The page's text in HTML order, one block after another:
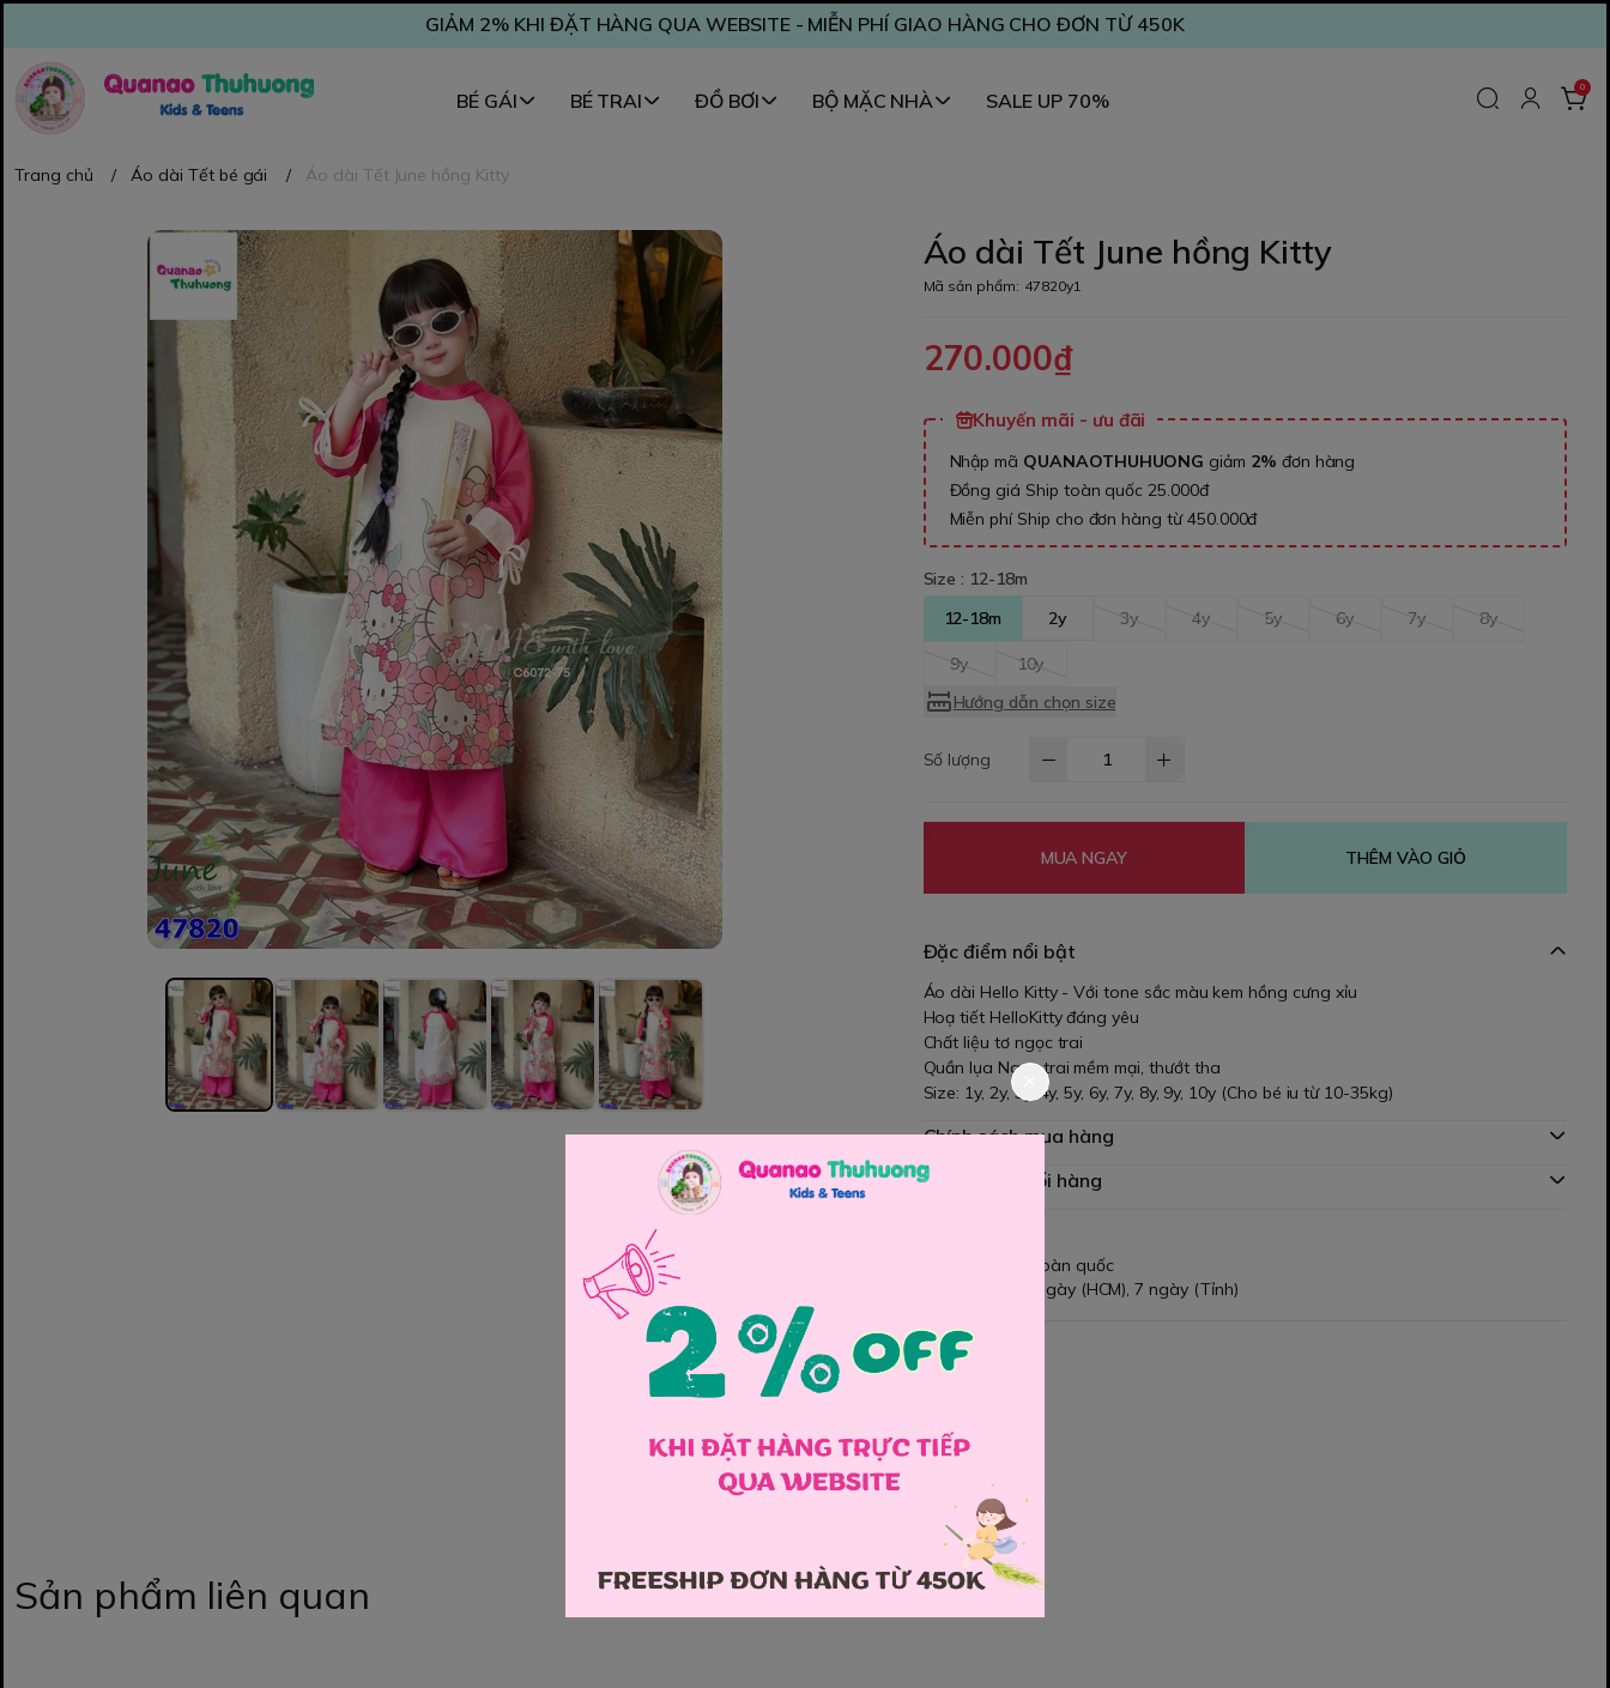
GIẢM 2% KHI ĐẶT HÀNG QUA WEBSITE - MIỄN PHÍ GIAO HÀNG CHO ĐƠN TỪ 450K
BÉ GÁI BÉ TRAI ĐỒ BƠI BỘ MẶC NHÀ SALE UP 70%
0
Trang chủ / Áo dài Tết bé gái / Áo dài Tết June hồng Kitty
Áo dài Tết June hồng Kitty
Mã sản phẩm: 47820y1
270.000₫
Khuyến mãi - ưu đãi
Nhập mã QUANAOTHUHUONG giảm 2% đơn hàng
Đồng giá Ship toàn quốc 25.000đ
Miễn phí Ship cho đơn hàng từ 450.000đ
Size : 12-18m
12-18m
2y 3y 4y 5y 6y 7y 8y
9y
10y
Hướng dẫn chọn size
Số lượng
MUA NGAY THÊM VÀO GIỎ
Đặc điểm nổi bật
Áo dài Hello Kitty - Với tone sắc màu kem hồng cưng xỉu
Hoạ tiết HelloKitty đáng yêu
Chất liệu tơ ngọc trai
Quần lụa Ngọc trai mềm mại, thướt tha
Size: 1y, 2y, 3y, 4y, 5y, 6y, 7y, 8y, 9y, 10y (Cho bé iu từ 10-35kg)
Chính sách mua hàng
Chính sách đổi hàng
Giao hàng toàn quốc
Đổi hàng 3 ngày (HCM), 7 ngày (Tỉnh)
Chia sẻ
Sản phẩm liên quan